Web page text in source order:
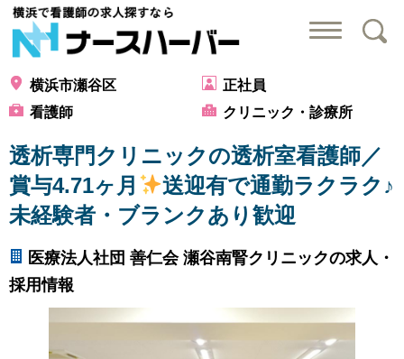
横浜市瀬谷区
正社員
看護師
クリニック・診療所
透析専門クリニックの透析室看護師／
賞与4.71ヶ月
送迎有で通勤ラクラク♪
未経験者・ブランクあり歓迎
医療法人社団 善仁会 瀬谷南腎クリニックの求人・
採用情報